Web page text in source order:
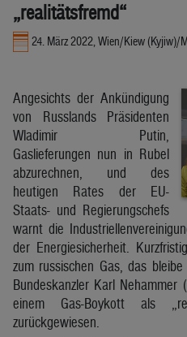
„realitätsfremd“
24. März 2022, Wien/Kiew (Kyjiw)/
Angesichts der Ankündigung
von Russlands Präsidenten
Wladimir Putin,
Gaslieferungen nun in Rubel
abzurechnen, und des
heutigen Rates der EU-
Staats- und Regierungschefs
warnt die
der Energiesicherheit.
zum russischen Gas, das
Bundeskanzler Karl Nehammer
einem Gas-Boykott als
zurückgewiesen.